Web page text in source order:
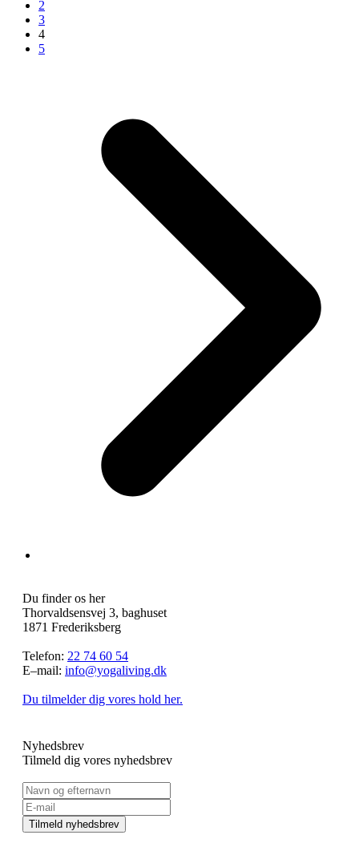
2
3
4
5
Du finder os her
Thorvaldsensvej 3, baghuset
1871 Frederiksberg
Telefon: 22 74 60 54
E–mail: info@yogaliving.dk
Du tilmelder dig vores hold her.
Nyhedsbrev
Tilmeld dig vores nyhedsbrev